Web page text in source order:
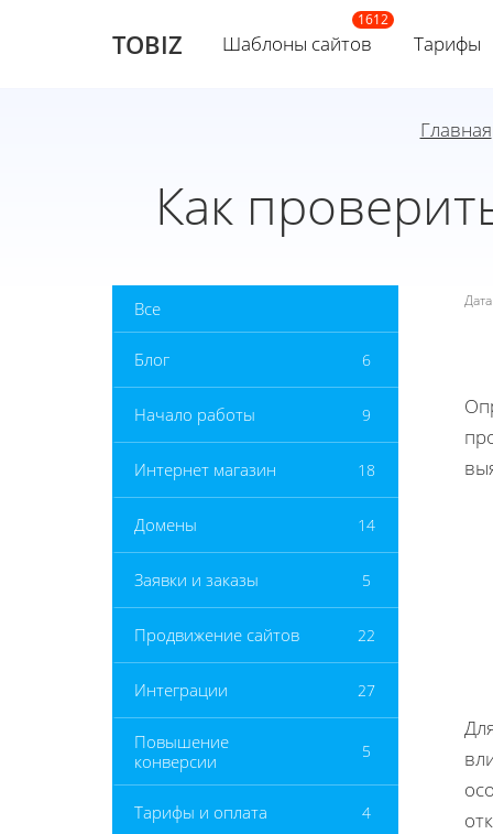
TOBIZ Шаблоны сайтов Тарифы
Главная
Как
Все
Блог 6
Начало работы 9
Интернет магазин 18
Домены 14
Заявки и заказы 5
Продвижение сайтов 22
Интеграции 27
Повышение
конверсии
5
Тарифы и оплата 4